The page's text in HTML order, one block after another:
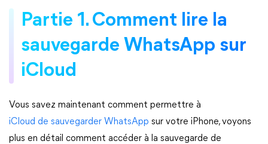
Partie 1. Comment lire la
sauvegarde WhatsApp sur
iCloud
Vous savez maintenant comment permettre à
iCloud de sauvegarder WhatsApp sur votre iPhone, voyons
plus en détail comment accéder à la sauvegarde de